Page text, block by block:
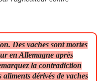
Des vaches sont mortes
en Allemagne après
la contradiction
dérivés de vaches